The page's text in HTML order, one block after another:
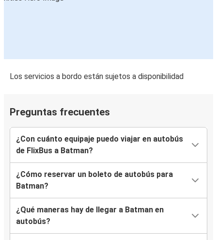
Los servicios a bordo están sujetos a disponibilidad
Preguntas frecuentes
¿Con cuánto equipaje puedo viajar en autobús
de FlixBus a Batman?
¿Cómo reservar un boleto de autobús para
Batman?
¿Qué maneras hay de llegar a Batman en
autobús?